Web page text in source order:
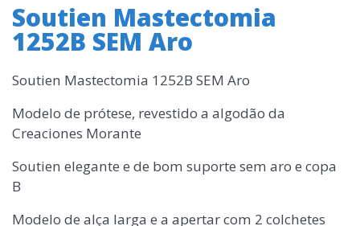
Soutien Mastectomia
1252B SEM Aro
Soutien Mastectomia 1252B SEM Aro
Modelo de prótese, revestido a algodão da
Creaciones Morante
Soutien elegante e de bom suporte sem aro e copa
B
Modelo de alça larga e a apertar com 2 colchetes